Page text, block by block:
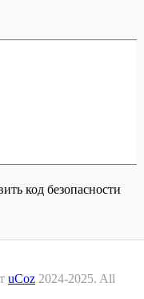
uCoz 2024-2025. All